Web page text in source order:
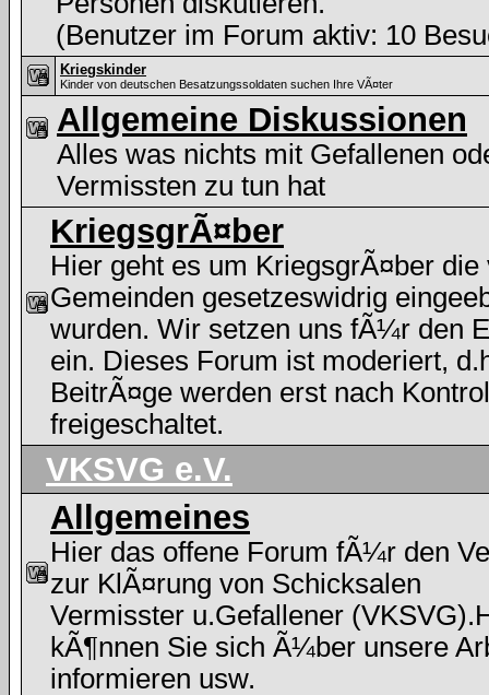
(Benutzer im Forum aktiv: 10
Kriegskinder
Kinder von deutschen Besatzungssoldaten suchen Ihre VÃ¤ter
Allgemeine Diskussionen
Alles was nichts mit Gefallenen
Vermissten zu tun hat
KriegsgrÃ¤ber
Hier geht es um KriegsgrÃ¤ber die
Gemeinden gesetzeswidrig
wurden. Wir setzen uns fÃ¼r den
ein. Dieses Forum ist moderiert,
BeitrÃ¤ge werden erst nach
freigeschaltet.
VKSVG e.V.
Allgemeines
Hier das offene Forum fÃ¼r den
zur KlÃ¤rung von Schicksalen
Vermisster u.Gefallener
kÃ¶nnen Sie sich Ã¼ber unsere
informieren usw.